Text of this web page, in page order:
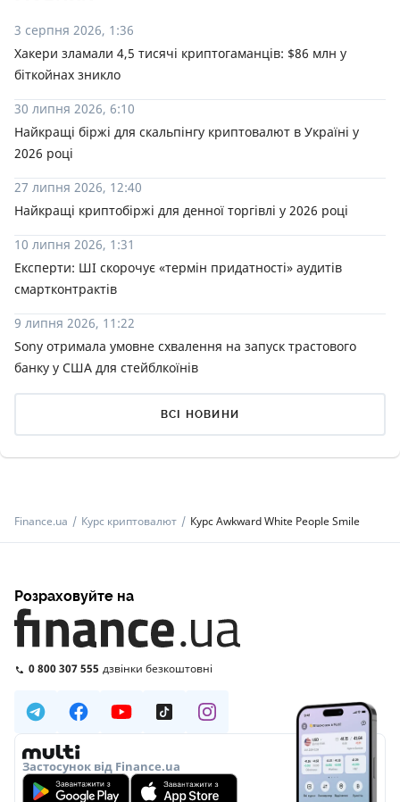
3 серпня 2026, 1:36
Хакери зламали 4,5 тисячі криптогаманців: $86 млн у
біткойнах зникло
30 липня 2026, 6:10
Найкращі біржі для скальпінгу криптовалют в Україні у
2026 році
27 липня 2026, 12:40
Найкращі криптобіржі для денної торгівлі у 2026 році
10 липня 2026, 1:31
Експерти: ШІ скорочує «термін придатності» аудитів
смартконтрактів
9 липня 2026, 11:22
Sony отримала умовне схвалення на запуск трастового
банку у США для стейблкоїнів
ВСІ НОВИНИ
Finance.ua Курс криптовалют Курс Awkward White People Smile
Розраховуйте на
0 800 307 555 дзвінки безкоштовні
Застосунок від Finance.ua